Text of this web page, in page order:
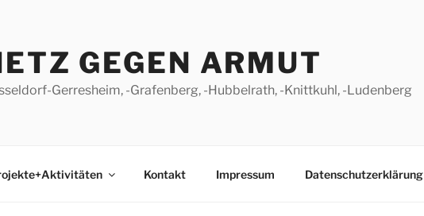
GEGEN ARMUT
Gerresheim, -Grafenberg, -Hubbelrath, -Knittkuhl, -Ludenberg
Kontakt Impressum Datenschutzerklärung